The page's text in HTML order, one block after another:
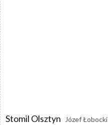
Stomil Olsztyn Józef Łobocki